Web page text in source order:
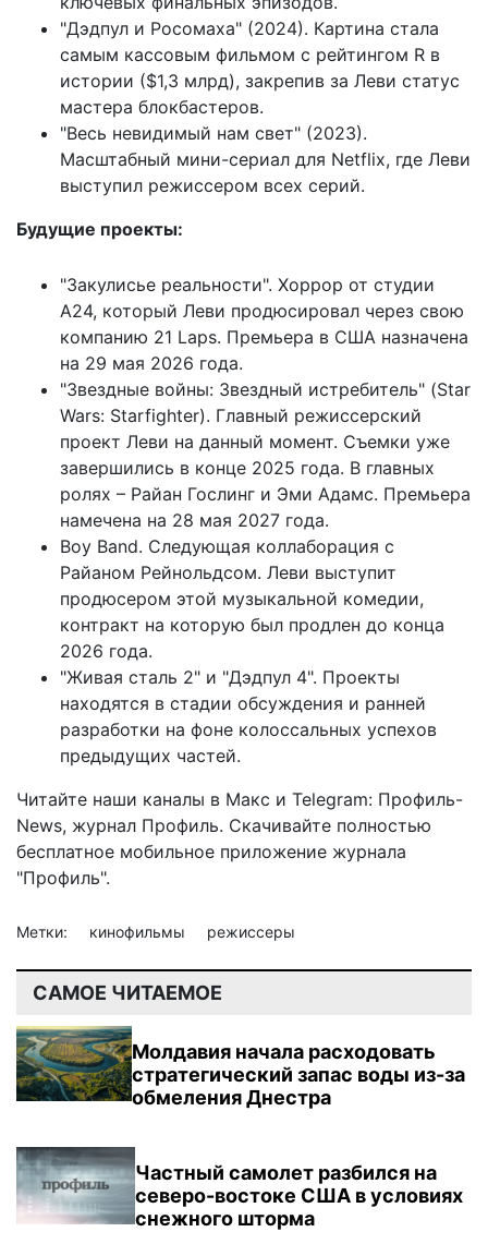
"Дэдпул и Росомаха" (2024). Картина стала
самым кассовым фильмом с рейтингом R в
истории ($1,3 млрд), закрепив за Леви статус
мастера блокбастеров.
"Весь невидимый нам свет" (2023).
Масштабный мини-сериал для Netflix, где Леви
выступил режиссером всех серий.
Будущие проекты:
"Закулисье реальности". Хоррор от студии
A24, который Леви продюсировал через свою
компанию 21 Laps. Премьера в США назначена
на 29 мая 2026 года.
"Звездные войны: Звездный истребитель" (Star
Wars: Starfighter). Главный режиссерский
проект Леви на данный момент. Съемки уже
завершились в конце 2025 года. В главных
ролях – Райан Гослинг и Эми Адамс. Премьера
намечена на 28 мая 2027 года.
Boy Band. Следующая коллаборация с
Райаном Рейнольдсом. Леви выступит
продюсером этой музыкальной комедии,
контракт на которую был продлен до конца
2026 года.
"Живая сталь 2" и "Дэдпул 4". Проекты
находятся в стадии обсуждения и ранней
разработки на фоне колоссальных успехов
предыдущих частей.
Читайте наши каналы в Макс и Telegram: Профиль-
News, журнал Профиль. Скачивайте полностью
бесплатное мобильное приложение журнала
"Профиль".
Метки: кинофильмы режиссеры
САМОЕ ЧИТАЕМОЕ
Молдавия начала расходовать
стратегический запас воды из-за
обмеления Днестра
Частный самолет разбился на
северо-востоке США в условиях
снежного шторма